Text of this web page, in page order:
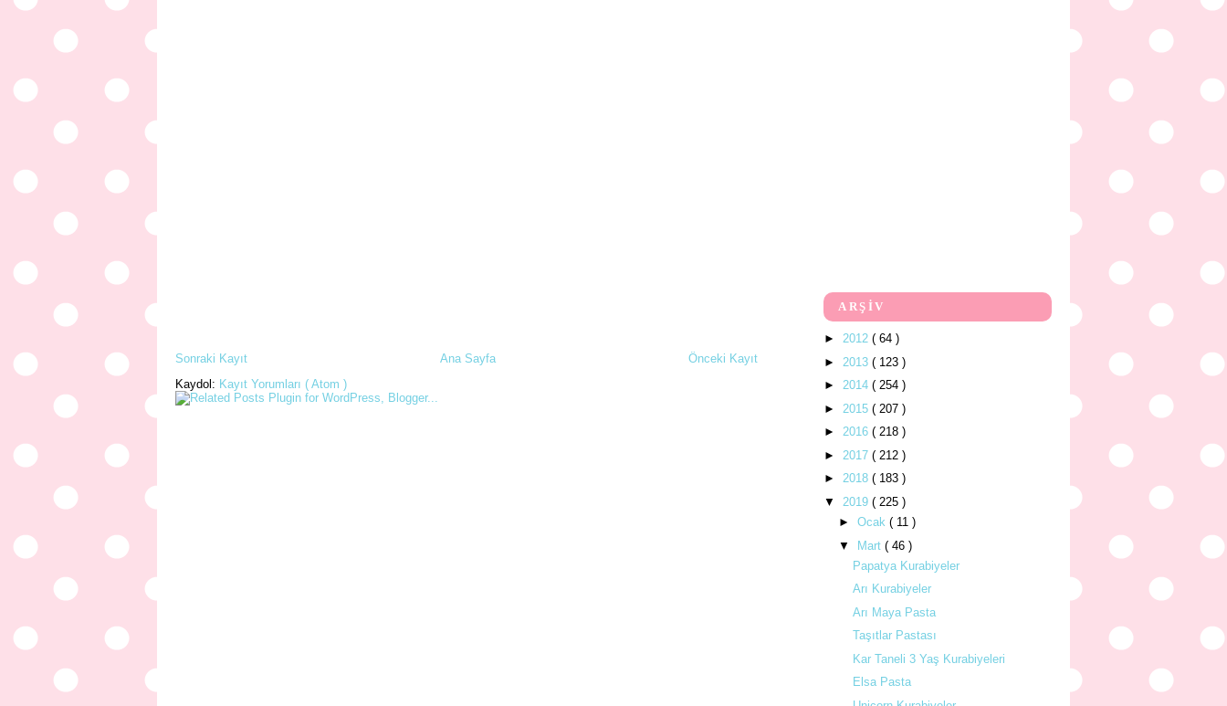
Sonraki Kayıt Önceki Kayıt
Ana Sayfa
Kaydol: Kayıt Yorumları ( Atom )
ARŞİV
► 2012 ( 64 )
► 2013 ( 123 )
► 2014 ( 254 )
► 2015 ( 207 )
► 2016 ( 218 )
► 2017 ( 212 )
► 2018 ( 183 )
▼ 2019 ( 225 )
► Ocak ( 11 )
▼ Mart ( 46 )
Papatya Kurabiyeler
Arı Kurabiyeler
Arı Maya Pasta
Taşıtlar Pastası
Kar Taneli 3 Yaş Kurabiyeleri
Elsa Pasta